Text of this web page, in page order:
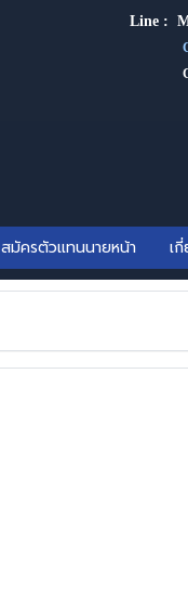
Line :
สมัครตัวแทนนายหน้า เ